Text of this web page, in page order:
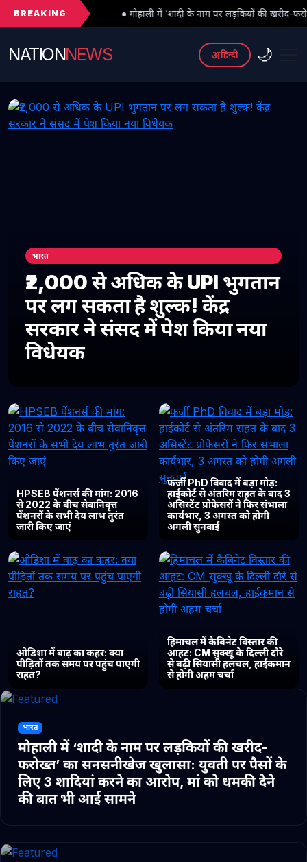
BREAKING
● मोहाली में ‘शादी के नाम पर लड़कियों की खरीद-फरोख्त’ का सनसनीखेज
NATIONNEWS अहिन्दी 🌙
भारत
₹2,000 से अधिक के UPI भुगतान
पर लग सकता है शुल्क! केंद्र
सरकार ने संसद में पेश किया नया
विधेयक
HPSEB पेंशनर्स की मांग: 2016
से 2022 के बीच सेवानिवृत्त
पेंशनरों के सभी देय लाभ तुरंत
जारी किए जाएं
फर्जी PhD विवाद में बड़ा मोड़:
हाईकोर्ट से अंतरिम राहत के बाद 3
असिस्टेंट प्रोफेसरों ने फिर संभाला
कार्यभार, 3 अगस्त को होगी
अगली सुनवाई
ओडिशा में बाढ़ का कहर: क्या
पीड़ितों तक समय पर पहुंच पाएगी
राहत?
हिमाचल में कैबिनेट विस्तार की
आहट: CM सुक्खू के दिल्ली दौरे
से बढ़ी सियासी हलचल, हाईकमान
से होगी अहम चर्चा
भारत
मोहाली में ‘शादी के नाम पर लड़कियों की खरीद-
फरोख्त’ का सनसनीखेज खुलासा: युवती पर पैसों के
लिए 3 शादियां करने का आरोप, मां को धमकी देने
की बात भी आई सामने